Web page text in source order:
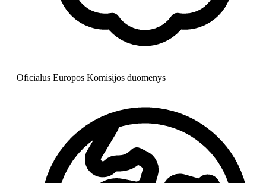
Oficialūs Europos Komisijos duomenys